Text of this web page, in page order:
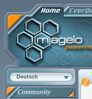
Deutsch
Community